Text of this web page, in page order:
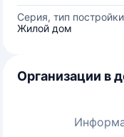
Серия, тип
Жилой дом
Организации в